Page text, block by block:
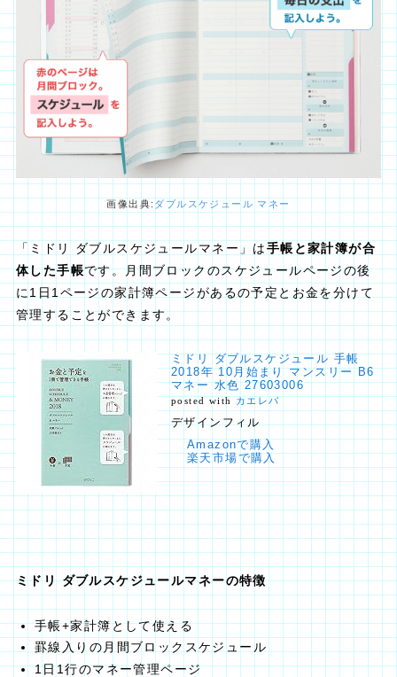
画像出典: ダブルスケジュール マネー
「ミドリ ダブルスケジュールマネー」は手帳と家計簿が合
体した手帳です。月間ブロックのスケジュールページの後
に1日1ページの家計簿ページがあるの予定とお金を分けて
管理することができます。
ミドリ ダブルスケジュール 手帳
2018年 10月始まり マンスリー B6
マネー 水色 27603006
posted with カエレバ
デザインフィル
Amazonで購入
楽天市場で購入
ミドリ ダブルスケジュールマネーの特徴
手帳+家計簿として使える
罫線入りの月間ブロックスケジュール
1日1行のマネー管理ページ